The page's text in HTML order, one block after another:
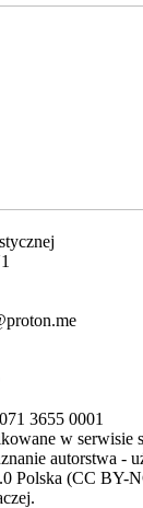
3655 0001
w serwisie
autorstwa -
Polska (CC BY-